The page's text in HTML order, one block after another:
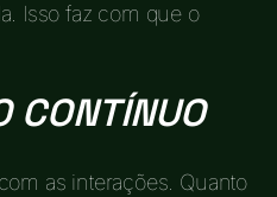
Isso faz com que o
CONTÍNUO
as interações. Quanto